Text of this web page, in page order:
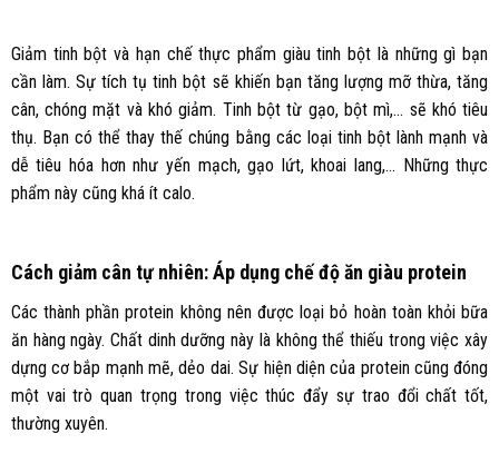
Giảm tinh bột và hạn chế thực phẩm giàu tinh bột là những gì bạn
cần làm. Sự tích tụ tinh bột sẽ khiến bạn tăng lượng mỡ thừa, tăng
cân, chóng mặt và khó giảm. Tinh bột từ gạo, bột mì,… sẽ khó tiêu
thụ. Bạn có thể thay thế chúng bằng các loại tinh bột lành mạnh và
dễ tiêu hóa hơn như yến mạch, gạo lứt, khoai lang,… Những thực
phẩm này cũng khá ít calo.
Cách giảm cân tự nhiên: Áp dụng chế độ ăn giàu protein
Các thành phần protein không nên được loại bỏ hoàn toàn khỏi bữa
ăn hàng ngày. Chất dinh dưỡng này là không thể thiếu trong việc xây
dựng cơ bắp mạnh mẽ, dẻo dai. Sự hiện diện của protein cũng đóng
một vai trò quan trọng trong việc thúc đẩy sự trao đổi chất tốt,
thường xuyên.